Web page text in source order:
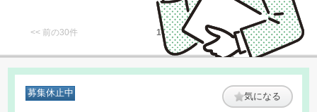
<< 前の30件 1 次の30件 >>
募集休止中 気になる